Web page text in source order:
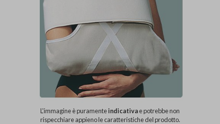
L'immagine è puramenteindicativae potrebbe non
rispecchiare appieno le caratteristiche del prodotto.